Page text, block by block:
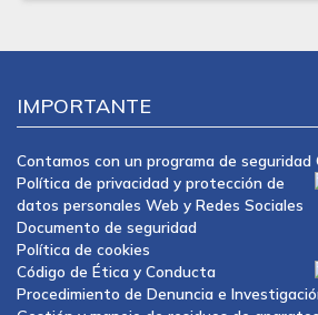
IMPORTANTE
Contamos con un programa de seguridad
Política de privacidad y protección de
datos personales Web y Redes Sociales
Documento de seguridad
Política de cookies
Código de Ética y Conducta
Procedimiento de Denuncia e